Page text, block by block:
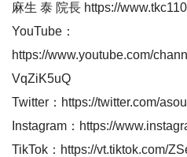
麻生 泰 院長 https://
YouTube：
https://www.youtube.com/
VqZiK5uQ
Twitter：https://twitter.com/
Instagram：https://
TikTok：https://vt.tiktok.com/